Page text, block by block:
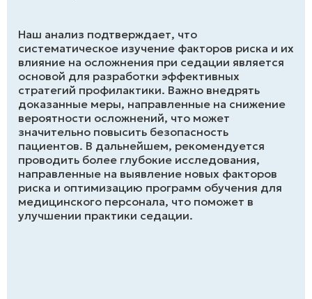
Наш анализ подтверждает, что
систематическое изучение факторов риска и их
влияние на осложнения при седации является
основой для разработки эффективных
стратегий профилактики. Важно внедрять
доказанные меры, направленные на снижение
вероятности осложнений, что может
значительно повысить безопасность
пациентов. В дальнейшем, рекомендуется
проводить более глубокие исследования,
направленные на выявление новых факторов
риска и оптимизацию программ обучения для
медицинского персонала, что поможет в
улучшении практики седации.